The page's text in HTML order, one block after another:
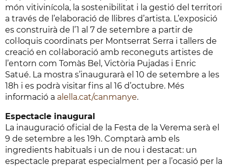
món vitivinícola, la sostenibilitat i la gestió del territori
a través de l’elaboració de llibres d’artista. L’exposició
es construirà de l’1 al 7 de setembre a partir de
col·loquis coordinats per Montserrat Serra i tallers de
creació en col·laboració amb reconeguts artistes de
l’entorn com Tomàs Bel, Victòria Pujadas i Enric
Satué. La mostra s’inaugurarà el 10 de setembre a les
18h i es podrà visitar fins al 16 d’octubre. Més
informació a alella.cat/canmanye.
Espectacle inaugural
La inauguració oficial de la Festa de la Verema serà el
9 de setembre a les 19h. Comptarà amb els
ingredients habituals i un de nou i destacat: un
espectacle preparat especialment per a l’ocasió per la